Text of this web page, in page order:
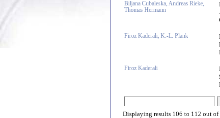
Biljana Cubaleska, Andreas Rieke,
Thomas Hermann
Firoz Kaderali, K.-L. Plank
Firoz Kaderali
Displaying results 106 to 112 out of